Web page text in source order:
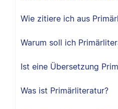
Wie zitiere ich aus
Warum soll ich
Ist eine Übersetzung
Was ist Primärliteratur?